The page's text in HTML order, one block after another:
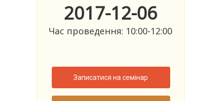
2017-12-06
Час проведення: 10:00-12:00
Записатися на семінар